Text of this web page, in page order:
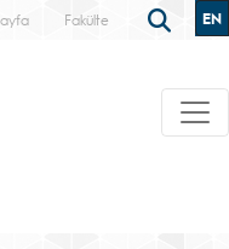
Fakülte EN